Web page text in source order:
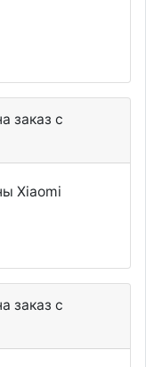
заказ c
Xiaomi
заказ c